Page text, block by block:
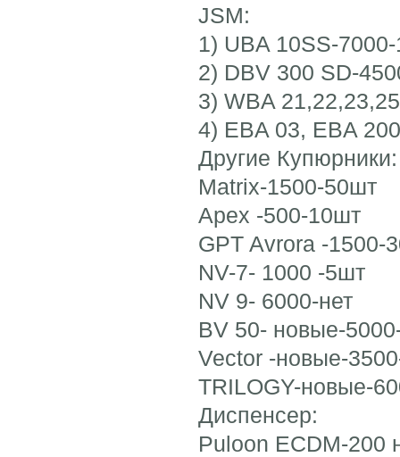
JSM:
1) UBA 10SS-
2) DBV 300 SD-
3) WBA
4) EBA 03, EBA
Другие Купюрники:
Matrix-1500-50шт
Apex -500-10шт
GPT Avrora -1500-
NV-7- 1000 -5шт
NV 9- 6000-нет
BV 50- новые-
Vector -новые-
TRILOGY-новые-
Диспенсер:
Puloon ECDM-200